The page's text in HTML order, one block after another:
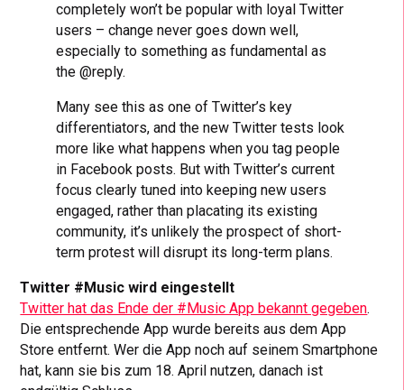
completely won’t be popular with loyal Twitter
users – change never goes down well,
especially to something as fundamental as
the @reply.
Many see this as one of Twitter’s key
differentiators, and the new Twitter tests look
more like what happens when you tag people
in Facebook posts. But with Twitter’s current
focus clearly tuned into keeping new users
engaged, rather than placating its existing
community, it’s unlikely the prospect of short-
term protest will disrupt its long-term plans.
Twitter #Music wird eingestellt
Twitter hat das Ende der #Music App bekannt gegeben.
Die entsprechende App wurde bereits aus dem App
Store entfernt. Wer die App noch auf seinem Smartphone
hat, kann sie bis zum 18. April nutzen, danach ist